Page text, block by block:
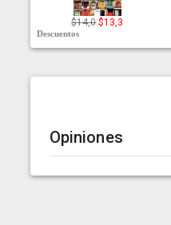
$14,0 $13,3
Descuentos
Opiniones